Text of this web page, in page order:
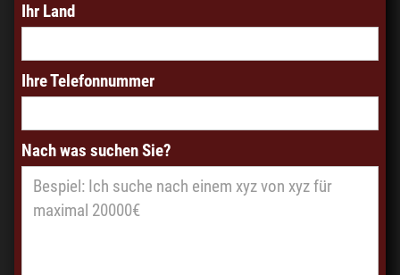
Ihr Land
Ihre Telefonnummer
Nach was suchen Sie?